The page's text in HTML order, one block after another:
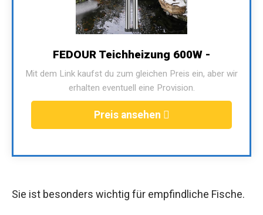
FEDOUR Teichheizung 600W -
Mit dem Link kaufst du zum gleichen Preis ein, aber wir
erhalten eventuell eine Provision.
Preis ansehen
Sie ist besonders wichtig für empfindliche Fische.